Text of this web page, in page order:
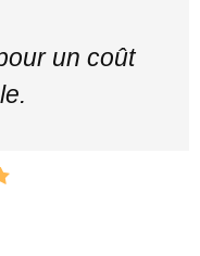
un coût